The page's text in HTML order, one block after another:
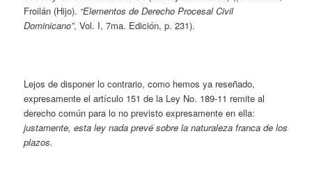
Froilán (Hijo). “Elementos de Derecho Procesal Civil
Dominicano”, Vol. I, 7ma. Edición, p. 231).
Lejos de disponer lo contrario, como hemos ya reseñado,
expresamente el artículo 151 de la Ley No. 189-11 remite al
derecho común para lo no previsto expresamente en ella:
justamente, esta ley nada prevé sobre la naturaleza franca de los
plazos.